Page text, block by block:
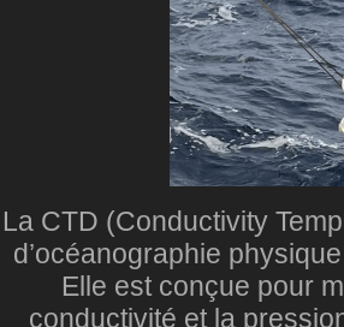
La CTD (Conductivity
d’océanographie
Elle est conçue pour
conductivité et la